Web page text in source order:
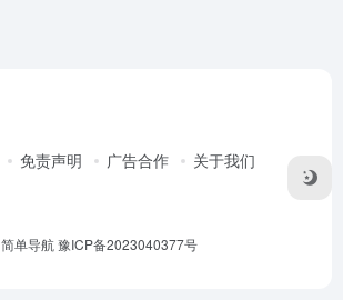
免责声明 广告合作 关于我们
简单导航豫ICP备2023040377号